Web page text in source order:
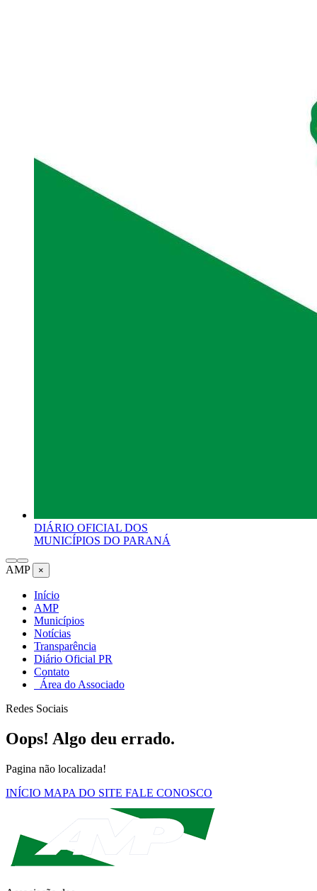
DIÁRIO OFICIAL DOS
MUNICÍPIOS DO PARANÁ
AMP ×
Início
AMP
Municípios
Notícias
Transparência
Diário Oficial PR
Contato
Área do Associado
Redes Sociais
Oops! Algo deu errado.
Pagina não localizada!
INÍCIO MAPA DO SITE FALE CONOSCO